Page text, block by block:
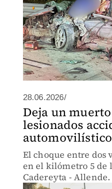
28.06.2026/
Deja un
lesionados
El choque entre dos
en el kilómetro 5 de
Cadereyta - Allende.